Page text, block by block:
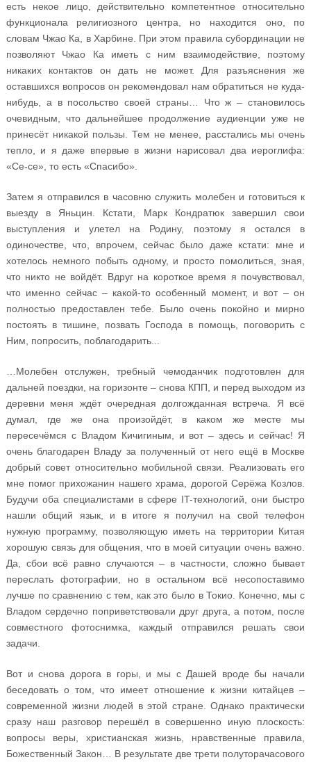
есть некое лицо, действительно компетентное относительно
функционала религиозного центра, но находится оно, по
словам Чжао Ка, в Харбине. При этом правила субординации не
позволяют Чжао Ка иметь с ним взаимодействие, поэтому
никаких контактов он дать не может. Для разъяснения же
оставшихся вопросов он рекомендовал нам обратиться не куда-
нибудь, а в посольство своей страны… Что ж – становилось
очевидным, что дальнейшее продолжение аудиенции уже не
принесёт никакой пользы. Тем не менее, расстались мы очень
тепло, и я даже впервые в жизни нарисовал два иероглифа:
«Се-се», то есть «Спасибо».
Затем я отправился в часовню служить молебен и готовиться к
выезду в Яньцин. Кстати, Марк Кондратюк завершил свои
выступления и улетел на Родину, поэтому я остался в
одиночестве, что, впрочем, сейчас было даже кстати: мне и
хотелось немного побыть одному, и просто помолиться, зная,
что никто не войдёт. Вдруг на короткое время я почувствовал,
что именно сейчас – какой-то особенный момент, и вот – он
полностью предоставлен тебе. Было очень покойно и мирно
постоять в тишине, позвать Господа в помощь, поговорить с
Ним, попросить, поблагодарить...
…Молебен отслужен, требный чемоданчик подготовлен для
дальней поездки, на горизонте – снова КПП, и перед выходом из
деревни меня ждёт очередная долгожданная встреча. Я всё
думал, где же она произойдёт, в каком же месте мы
пересечёмся с Владом Кичигиным, и вот – здесь и сейчас! Я
очень благодарен Владу за полученный от него ещё в Москве
добрый совет относительно мобильной связи. Реализовать его
мне помог прихожанин нашего храма, дорогой Серёжа Козлов.
Будучи оба специалистами в сфере IT-технологий, они быстро
нашли общий язык, и в итоге я получил на свой телефон
нужную программу, позволяющую иметь на территории Китая
хорошую связь для общения, что в моей ситуации очень важно.
Да, сбои всё равно случаются – в частности, сложно бывает
переслать фотографии, но в остальном всё несопоставимо
лучше по сравнению с тем, как это было в Токио. Конечно, мы с
Владом сердечно поприветствовали друг друга, а потом, после
совместного фотоснимка, каждый отправился решать свои
задачи.
Вот и снова дорога в горы, и мы с Дашей вроде бы начали
беседовать о том, что имеет отношение к жизни китайцев –
современной жизни людей в этой стране. Однако практически
сразу наш разговор перешёл в совершенно иную плоскость:
вопросы веры, христианская жизнь, нравственные правила,
Божественный Закон… В результате две трети полуторачасового